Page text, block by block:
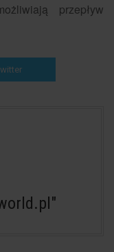
przepływ